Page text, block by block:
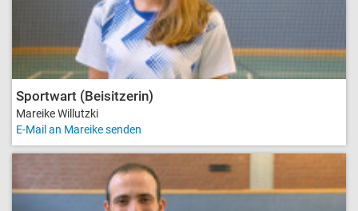
Sportwart (Beisitzerin)
Mareike Willutzki
E-Mail an Mareike senden